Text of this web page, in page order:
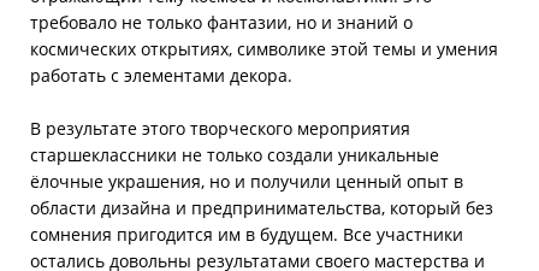
требовало не только фантазии, но и знаний о
космических открытиях, символике этой темы и умения
работать с элементами декора.
В результате этого творческого мероприятия
старшеклассники не только создали уникальные
ёлочные украшения, но и получили ценный опыт в
области дизайна и предпринимательства, который без
сомнения пригодится им в будущем. Все участники
остались довольны результатами своего мастерства и